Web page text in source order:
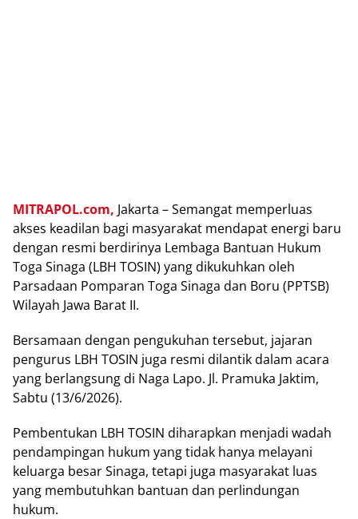
MITRAPOL.com, Jakarta – Semangat memperluas
akses keadilan bagi masyarakat mendapat energi baru
dengan resmi berdirinya Lembaga Bantuan Hukum
Toga Sinaga (LBH TOSIN) yang dikukuhkan oleh
Parsadaan Pomparan Toga Sinaga dan Boru (PPTSB)
Wilayah Jawa Barat II.
Bersamaan dengan pengukuhan tersebut, jajaran
pengurus LBH TOSIN juga resmi dilantik dalam acara
yang berlangsung di Naga Lapo. Jl. Pramuka Jaktim,
Sabtu (13/6/2026).
Pembentukan LBH TOSIN diharapkan menjadi wadah
pendampingan hukum yang tidak hanya melayani
keluarga besar Sinaga, tetapi juga masyarakat luas
yang membutuhkan bantuan dan perlindungan
hukum.